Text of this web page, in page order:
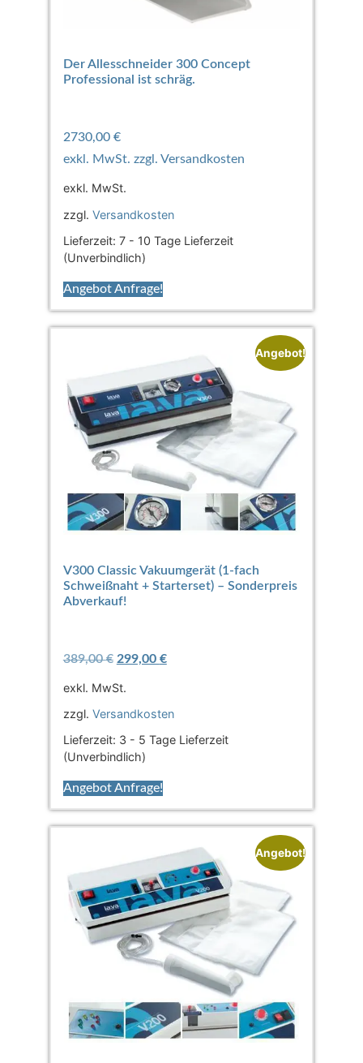
Der Allesschneider 300 Concept
Professional ist schräg.
2730,00 €
exkl. MwSt.
zzgl. Versandkosten
Lieferzeit: 7 - 10 Tage Lieferzeit
(Unverbindlich)
Angebot Anfrage!
Angebot!
V300 Classic Vakuumgerät (1-fach
Schweißnaht + Starterset) – Sonderpreis
Abverkauf!
389,00€ 299,00 €
exkl. MwSt.
zzgl. Versandkosten
Lieferzeit: 3 - 5 Tage Lieferzeit
(Unverbindlich)
Angebot Anfrage!
Angebot!